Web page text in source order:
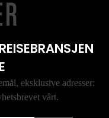
eksklusive adresser:
vårt.